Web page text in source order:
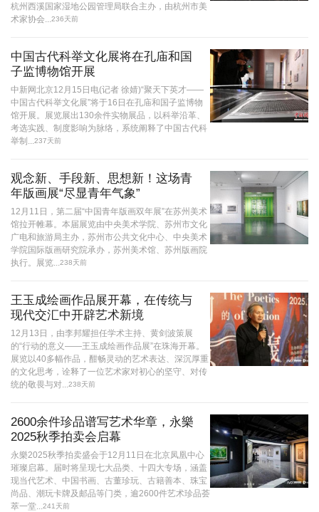
杭州西溪国家湿地公园管理局联合主办，由杭州市美
术家协会...
236天前
中国古代科举文化展将在孔庙和国
子监博物馆开展
中新网北京12月15日电(记者 徐婧)“聚天下英才——
中国古代科举文化展”将于16日在孔庙和国子监博物
馆开展。展览展出130余件实物展品，以科举沿革、
考选实践、制度影响为脉络，系统阐释了中国古代科
举制...
237天前
观念新、手段新、思想新！这场青
年版画展“尽显青年气象”
12月11日，第二届“中国青年版画双年展”在苏州美术
馆拉开帷幕。本届展览由中央美术学院、苏州市文化
广电和旅游局主办，苏州市公共文化中心、中央美术
学院国际版画研究院承办，苏州美术馆、苏州版画院
执行。展览...
238天前
王玉成绘画作品展开幕，在传统与
现代交汇中开辟艺术新境
12月13日，由李邦耀担任学术主持、黄剑波策展
的“行动的意义——王玉成绘画作品展”在珠海开幕。
展览以40多幅作品，酣畅灵动的艺术表达、深沉厚重
的文化思考，诠释了一位艺术家对初心的坚守、对传
统的敬畏与对...
238天前
2600余件珍品谱写艺术华章，永樂
2025秋季拍卖会启幕
永樂2025秋季拍卖盛会于12月11日在北京凤凰中心
璀璨启幕。届时将呈现七大品类、十四大专场，涵盖
现当代艺术、中国书画、古董珍玩、古籍善本、珠宝
尚品、潮玩卡牌及邮品等门类，逾2600件艺术珍品荟
萃一堂...
241天前